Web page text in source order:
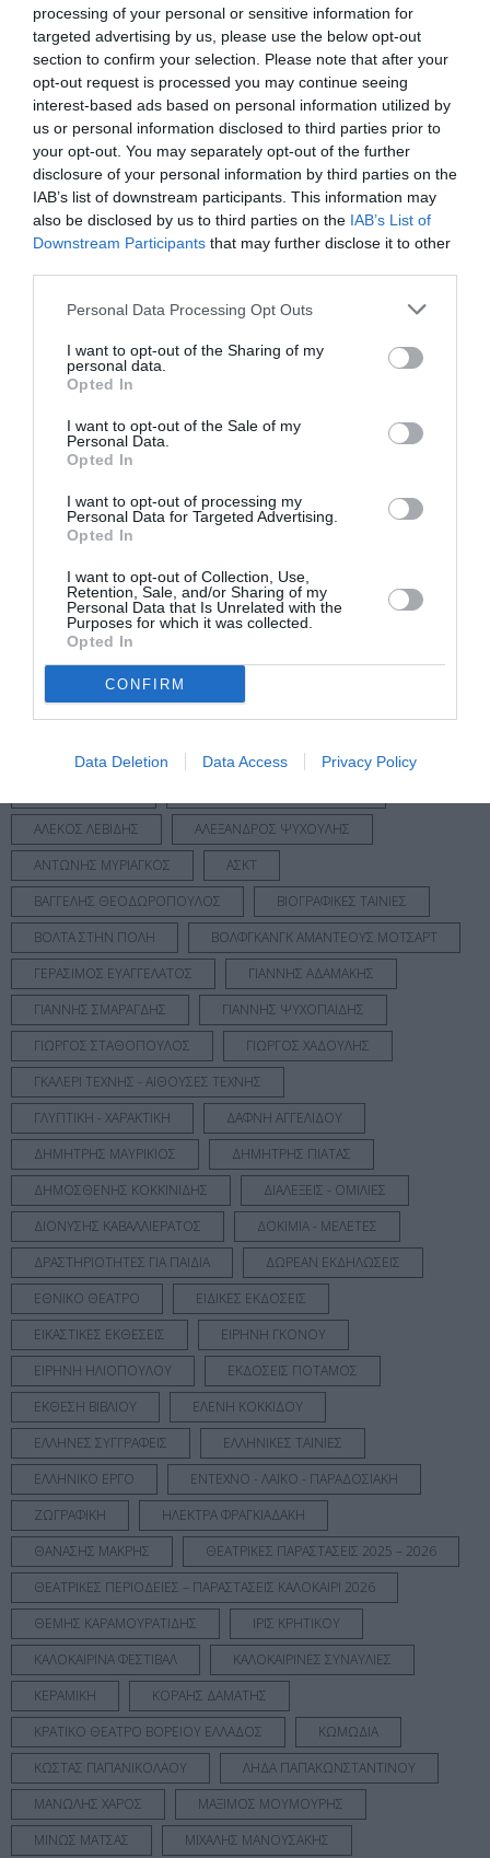
processing of your personal or sensitive information for
targeted advertising by us, please use the below opt-out
section to confirm your selection. Please note that after your
opt-out request is processed you may continue seeing
interest-based ads based on personal information utilized by
us or personal information disclosed to third parties prior to
your opt-out. You may separately opt-out of the further
disclosure of your personal information by third parties on the
IAB’s list of downstream participants. This information may
also be disclosed by us to third parties on the IAB’s List of
Downstream Participants that may further disclose it to other
Personal Data Processing Opt Outs
I want to opt-out of the Sharing of my
personal data.
Opted In
I want to opt-out of the Sale of my
Personal Data.
Opted In
I want to opt-out of processing my
Personal Data for Targeted Advertising.
Opted In
I want to opt-out of Collection, Use,
Retention, Sale, and/or Sharing of my
Personal Data that Is Unrelated with the
Purposes for which it was collected.
Opted In
CONFIRM
Data Deletion Data Access Privacy Policy
Σχεδιασμένα σαν μια Space Opera, τα έργα της έκθεσης
λειτουργούν ως φανταστικοί χάρτες, διαγράμματα και
τοπογραφήσεις ενός πολύβουου και σύνθετου
παρόντος. Αντλώντας από ένα εκτενές προσωπικό
αρχείο που συγκεντρώνει η καλλιτέχνιδα επί σειρά
ετών, τα έργα χρησιμοποιούν ευρεθέν οπτικό υλικό
όσο και δικές της φωτογραφίες.
«Συνομιλία με τη θάλασσα»: Ομαδική
έκθεση στην γκαλερί Καψιώτη (29/05/26-
Στην έκθεση συμμετέχουν 27 καταξιωμένοι Έλληνες
και προσωπικό καλλιτεχνικό ιδίωμα προσεγγίζουν τη
θαλασσογραφία με σύγχρονη ματιά. Ζωγραφικά έργα και
αναδεικνύοντας τη θάλασσα ως μια από τις πιο
χαρακτηριστικές και διαχρονικές εκφράσεις της
ελληνικής τέχνης.
Ακολουθήστε το Culturenow.gr στο
μάθετε πρώτοι όλες τις ειδήσεις
Δείτε όλα τατελευταία νέαγια την Τέχνη και τον
Πολιτισμό στο
Νέοι Διαγωνισμοί❯
Tags
ΑΛΕΚΟΣ ΛΕΒΙΔΗΣ
ΑΛΕΞΑΝΔΡΟΣ ΨΥΧΟΥΛΗΣ
ΑΝΤΩΝΗΣ ΜΥΡΙΑΓΚΟΣ
ΑΣΚΤ
ΒΑΓΓΕΛΗΣ ΘΕΟΔΩΡΟΠΟΥΛΟΣ
ΒΙΟΓΡΑΦΙΚΕΣ ΤΑΙΝΙΕΣ
ΒΟΛΤΑ ΣΤΗΝ ΠΟΛΗ
ΒΟΛΦΓΚΑΝΓΚ ΑΜΑΝΤΕΟΥΣ ΜΟΤΣΑΡΤ
ΓΕΡΑΣΙΜΟΣ ΕΥΑΓΓΕΛΑΤΟΣ
ΓΙΑΝΝΗΣ ΑΔΑΜΑΚΗΣ
ΓΙΑΝΝΗΣ ΣΜΑΡΑΓΔΗΣ
ΓΙΑΝΝΗΣ ΨΥΧΟΠΑΙΔΗΣ
ΓΙΩΡΓΟΣ ΣΤΑΘΟΠΟΥΛΟΣ
ΓΙΩΡΓΟΣ ΧΑΔΟΥΛΗΣ
ΓΚΑΛΕΡΙ ΤΕΧΝΗΣ - ΑΙΘΟΥΣΕΣ ΤΕΧΝΗΣ
ΓΛΥΠΤΙΚΗ - ΧΑΡΑΚΤΙΚΗ
ΔΑΦΝΗ ΑΓΓΕΛΙΔΟΥ
ΔΗΜΗΤΡΗΣ ΜΑΥΡΙΚΙΟΣ
ΔΗΜΗΤΡΗΣ ΠΙΑΤΑΣ
ΔΗΜΟΣΘΕΝΗΣ ΚΟΚΚΙΝΙΔΗΣ
ΔΙΑΛΕΞΕΙΣ - ΟΜΙΛΙΕΣ
ΔΙΟΝΥΣΗΣ ΚΑΒΑΛΛΙΕΡΑΤΟΣ
ΔΟΚΙΜΙΑ - ΜΕΛΕΤΕΣ
ΔΡΑΣΤΗΡΙΟΤΗΤΕΣ ΓΙΑ ΠΑΙΔΙΑ
ΔΩΡΕΑΝ ΕΚΔΗΛΩΣΕΙΣ
ΕΘΝΙΚΟ ΘΕΑΤΡΟ
ΕΙΔΙΚΕΣ ΕΚΔΟΣΕΙΣ
ΕΙΚΑΣΤΙΚΕΣ ΕΚΘΕΣΕΙΣ
ΕΙΡΗΝΗ ΓΚΟΝΟΥ
ΕΙΡΗΝΗ ΗΛΙΟΠΟΥΛΟΥ
ΕΚΔΟΣΕΙΣ ΠΟΤΑΜΟΣ
ΕΚΘΕΣΗ ΒΙΒΛΙΟΥ
ΕΛΕΝΗ ΚΟΚΚΙΔΟΥ
ΕΛΛΗΝΕΣ ΣΥΓΓΡΑΦΕΙΣ
ΕΛΛΗΝΙΚΕΣ ΤΑΙΝΙΕΣ
ΕΛΛΗΝΙΚΟ ΕΡΓΟ
ΕΝΤΕΧΝΟ - ΛΑΪΚΟ - ΠΑΡΑΔΟΣΙΑΚΗ
ΖΩΓΡΑΦΙΚΗ
ΗΛΕΚΤΡΑ ΦΡΑΓΚΙΑΔΑΚΗ
ΘΑΝΑΣΗΣ ΜΑΚΡΗΣ
ΘΕΑΤΡΙΚΕΣ ΠΑΡΑΣΤΑΣΕΙΣ 2025 – 2026
ΘΕΑΤΡΙΚΕΣ ΠΕΡΙΟΔΕΙΕΣ – ΠΑΡΑΣΤΑΣΕΙΣ ΚΑΛΟΚΑΙΡΙ 2026
ΘΕΜΗΣ ΚΑΡΑΜΟΥΡΑΤΙΔΗΣ
ΙΡΙΣ ΚΡΗΤΙΚΟΥ
ΚΑΛΟΚΑΙΡΙΝΑ ΦΕΣΤΙΒΑΛ
ΚΑΛΟΚΑΙΡΙΝΕΣ ΣΥΝΑΥΛΙΕΣ
ΚΕΡΑΜΙΚΗ
ΚΟΡΑΗΣ ΔΑΜΑΤΗΣ
ΚΡΑΤΙΚΟ ΘΕΑΤΡΟ ΒΟΡΕΙΟΥ ΕΛΛΑΔΟΣ
ΚΩΜΩΔΙΑ
ΚΩΣΤΑΣ ΠΑΠΑΝΙΚΟΛΑΟΥ
ΛΗΔΑ ΠΑΠΑΚΩΝΣΤΑΝΤΙΝΟΥ
ΜΑΝΩΛΗΣ ΧΑΡΟΣ
ΜΑΞΙΜΟΣ ΜΟΥΜΟΥΡΗΣ
ΜΙΝΩΣ ΜΑΤΣΑΣ
ΜΙΧΑΛΗΣ ΜΑΝΟΥΣΑΚΗΣ